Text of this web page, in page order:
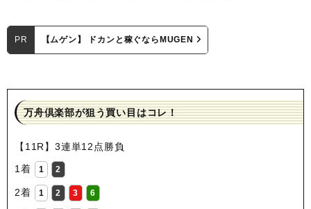
PR 【ムゲン】 ドカンと稼ぐならMUGEN
万舟倶楽部が狙う買い目はコレ！
【11R】3連単12点勝負
1着
1 2
2着 1 2 3 6